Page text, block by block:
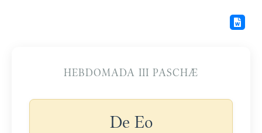
HEBDOMADA III PASCHÆ
De Eo